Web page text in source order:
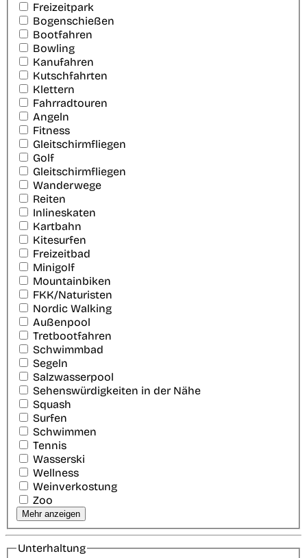
Freizeitpark
Bogenschießen
Bootfahren
Bowling
Kanufahren
Kutschfahrten
Klettern
Fahrradtouren
Angeln
Fitness
Gleitschirmfliegen
Golf
Gleitschirmfliegen
Wanderwege
Reiten
Inlineskaten
Kartbahn
Kitesurfen
Freizeitbad
Minigolf
Mountainbiken
FKK/Naturisten
Nordic Walking
Außenpool
Tretbootfahren
Schwimmbad
Segeln
Salzwasserpool
Sehenswürdigkeiten in der Nähe
Squash
Surfen
Schwimmen
Tennis
Wasserski
Wellness
Weinverkostung
Zoo
Mehr anzeigen
Unterhaltung